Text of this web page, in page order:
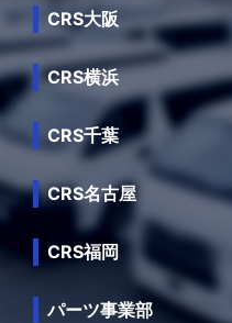
CRS大阪
CRS横浜
CRS千葉
CRS名古屋
CRS福岡
パーツ事業部